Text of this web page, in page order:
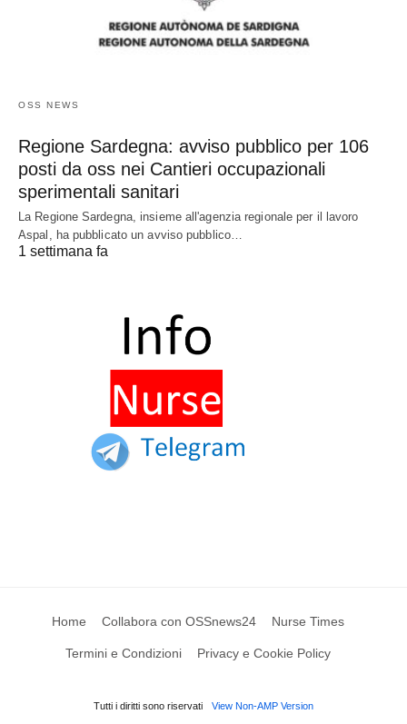
OSS NEWS
Regione Sardegna: avviso pubblico per 106
posti da oss nei Cantieri occupazionali
sperimentali sanitari
La Regione Sardegna, insieme all'agenzia regionale per il lavoro
Aspal, ha pubblicato un avviso pubblico…
1 settimana fa
Home Collabora con OSSnews24 Nurse Times
Termini e Condizioni Privacy e Cookie Policy
Tutti i diritti sono riservati View Non-AMP Version